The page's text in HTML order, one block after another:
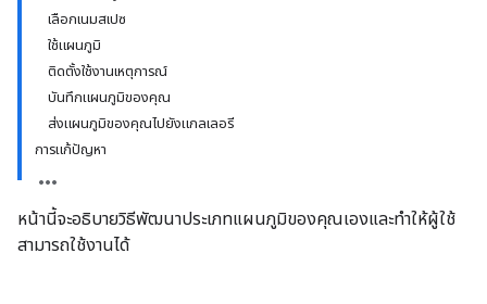
เลือกเนมสเปซ
ใช้แผนภูมิ
ติดตั้งใช้งานเหตุการณ์
บันทึกแผนภูมิของคุณ
ส่งแผนภูมิของคุณไปยังแกลเลอรี
การแก้ปัญหา
หน้านี้จะอธิบายวิธีพัฒนาประเภทแผนภูมิของคุณเองและทำให้ผู้ใช้
สามารถใช้งานได้